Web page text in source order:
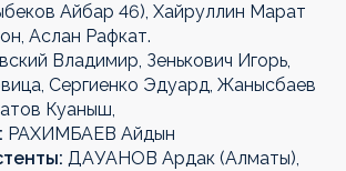
Айбар 46), Хайруллин Марат
Аслан Рафкат.
Владимир, Зенькович Игорь,
Сергиенко Эдуард, Жанысбаев
Куаныш,
РАХИМБАЕВ Айдын
ДАУАНОВ Ардак (Алматы),